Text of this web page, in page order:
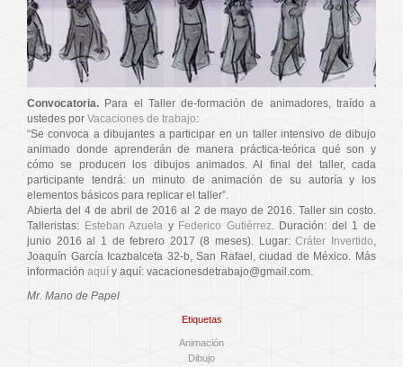
Convocatoria. Para el Taller de-formación de animadores, traído a
ustedes por Vacaciones de trabajo:
“Se convoca a dibujantes a participar en un taller intensivo de dibujo
animado donde aprenderán de manera práctica-teórica qué son y
cómo se producen los dibujos animados. Al final del taller, cada
participante tendrá: un minuto de animación de su autoría y los
elementos básicos para replicar el taller”.
Abierta del 4 de abril de 2016 al 2 de mayo de 2016. Taller sin costo.
Talleristas:
Esteban Azuela y Federico Gutiérrez. Duración: del 1 de
junio 2016 al 1 de febrero 2017 (8 meses). Lugar:Cráter Invertido
Joaquín García Icazbalceta 32-b, San Rafael, ciudad de México. Más
información aquí y aquí: vacacionesdetrabajo@gmail.com.
Mr. Mano de Papel
Etiquetas
Animación
Dibujo